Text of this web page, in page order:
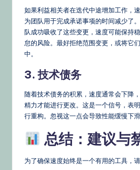
如果利益相关者在迭代中途增加工作，
为团队用于完成承诺事项的时间减少了
队成功吸收了这些变更，速度可能保持
怠的风险。最好拒绝范围变更，或将它
中。
3. 技术债务
随着技术债务的积累，速度通常会下降
精力才能进行更改。这是一个信号，表
行重构。忽视这一点会导致性能缓慢下滑
总结：建议与
为了确保速度始终是一个有用的工具，请